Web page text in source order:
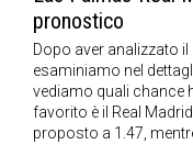
pronostico
Dopo aver analizzato
esaminiamo nel
vediamo quali chance
favorito è il Real
proposto a 1.47,